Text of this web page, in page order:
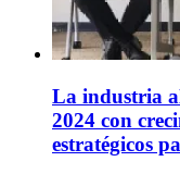
La industria
2024 con
estratégicos